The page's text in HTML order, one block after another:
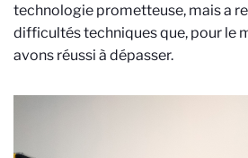
technologie prometteuse, mais a
difficultés techniques que, pour le
avons réussi à dépasser.